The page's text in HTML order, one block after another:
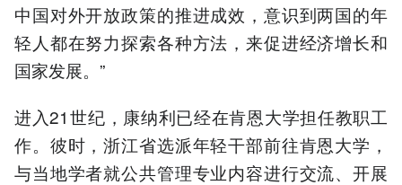
中国对外开放政策的推进成效，意识到两国的年
轻人都在努力探索各种方法，来促进经济增长和
国家发展。”
进入21世纪，康纳利已经在肯恩大学担任教职工
作。彼时，浙江省选派年轻干部前往肯恩大学，
与当地学者就公共管理专业内容进行交流、开展